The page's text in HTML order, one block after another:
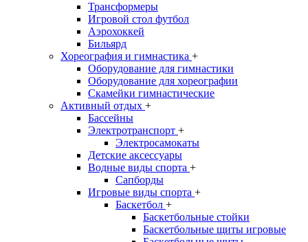
Трансформеры
Игровой стол футбол
Аэрохоккей
Бильярд
Хореография и гимнастика +
Оборудование для гимнастики
Оборудование для хореографии
Скамейки гимнастические
Активный отдых +
Бассейны
Электротранспорт +
Электросамокаты
Детские аксессуары
Водные виды спорта +
Сапборды
Игровые виды спорта +
Баскетбол +
Баскетбольные стойки
Баскетбольные щиты игровые